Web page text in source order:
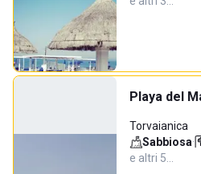
Playa del
Torvaianica
Sabbiosa·
e altri 5…